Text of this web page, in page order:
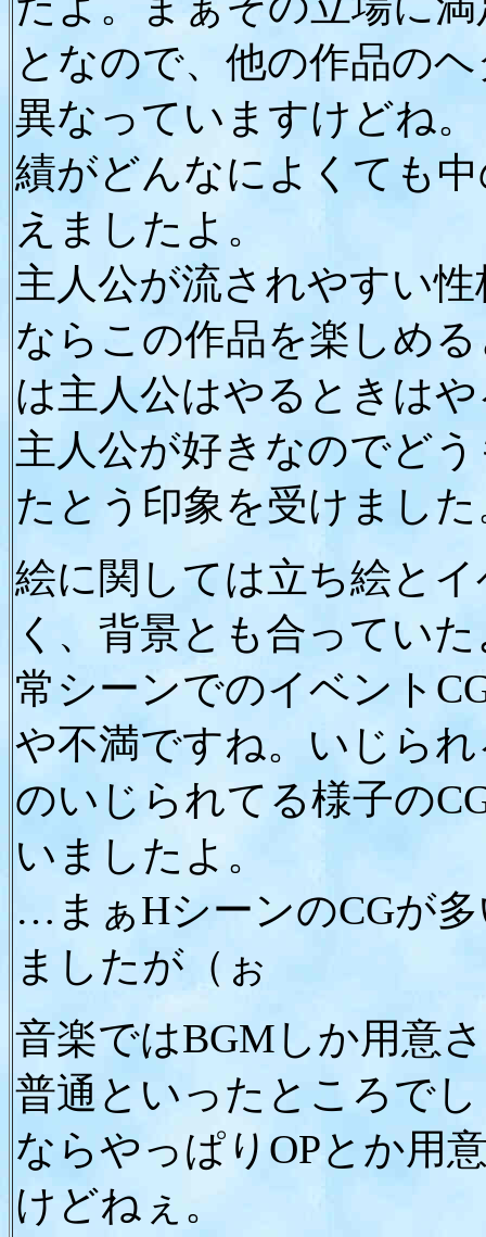
となので、他の作品の
異なっていますけどね
績がどんなによくても
えましたよ。
主人公が流されやすい
ならこの作品を楽しめ
は主人公はやるときは
主人公が好きなのでど
たとう印象を受けました
絵に関しては立ち絵と
く、背景とも合ってい
常シーンでのイベント
や不満ですね。いじら
のいじられてる様子の
いましたよ。
…まぁHシーンのCGが
ましたが（ぉ
音楽ではBGMしか用意
普通といったところで
ならやっぱりOPとか用
けどねぇ。